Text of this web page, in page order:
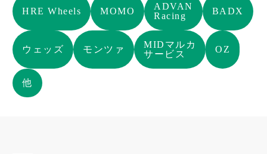
HRE Wheels MOMO
ADVAN
Racing
BADX
ウェッズ モンツァ
MIDマルカ
サービス
OZ
他